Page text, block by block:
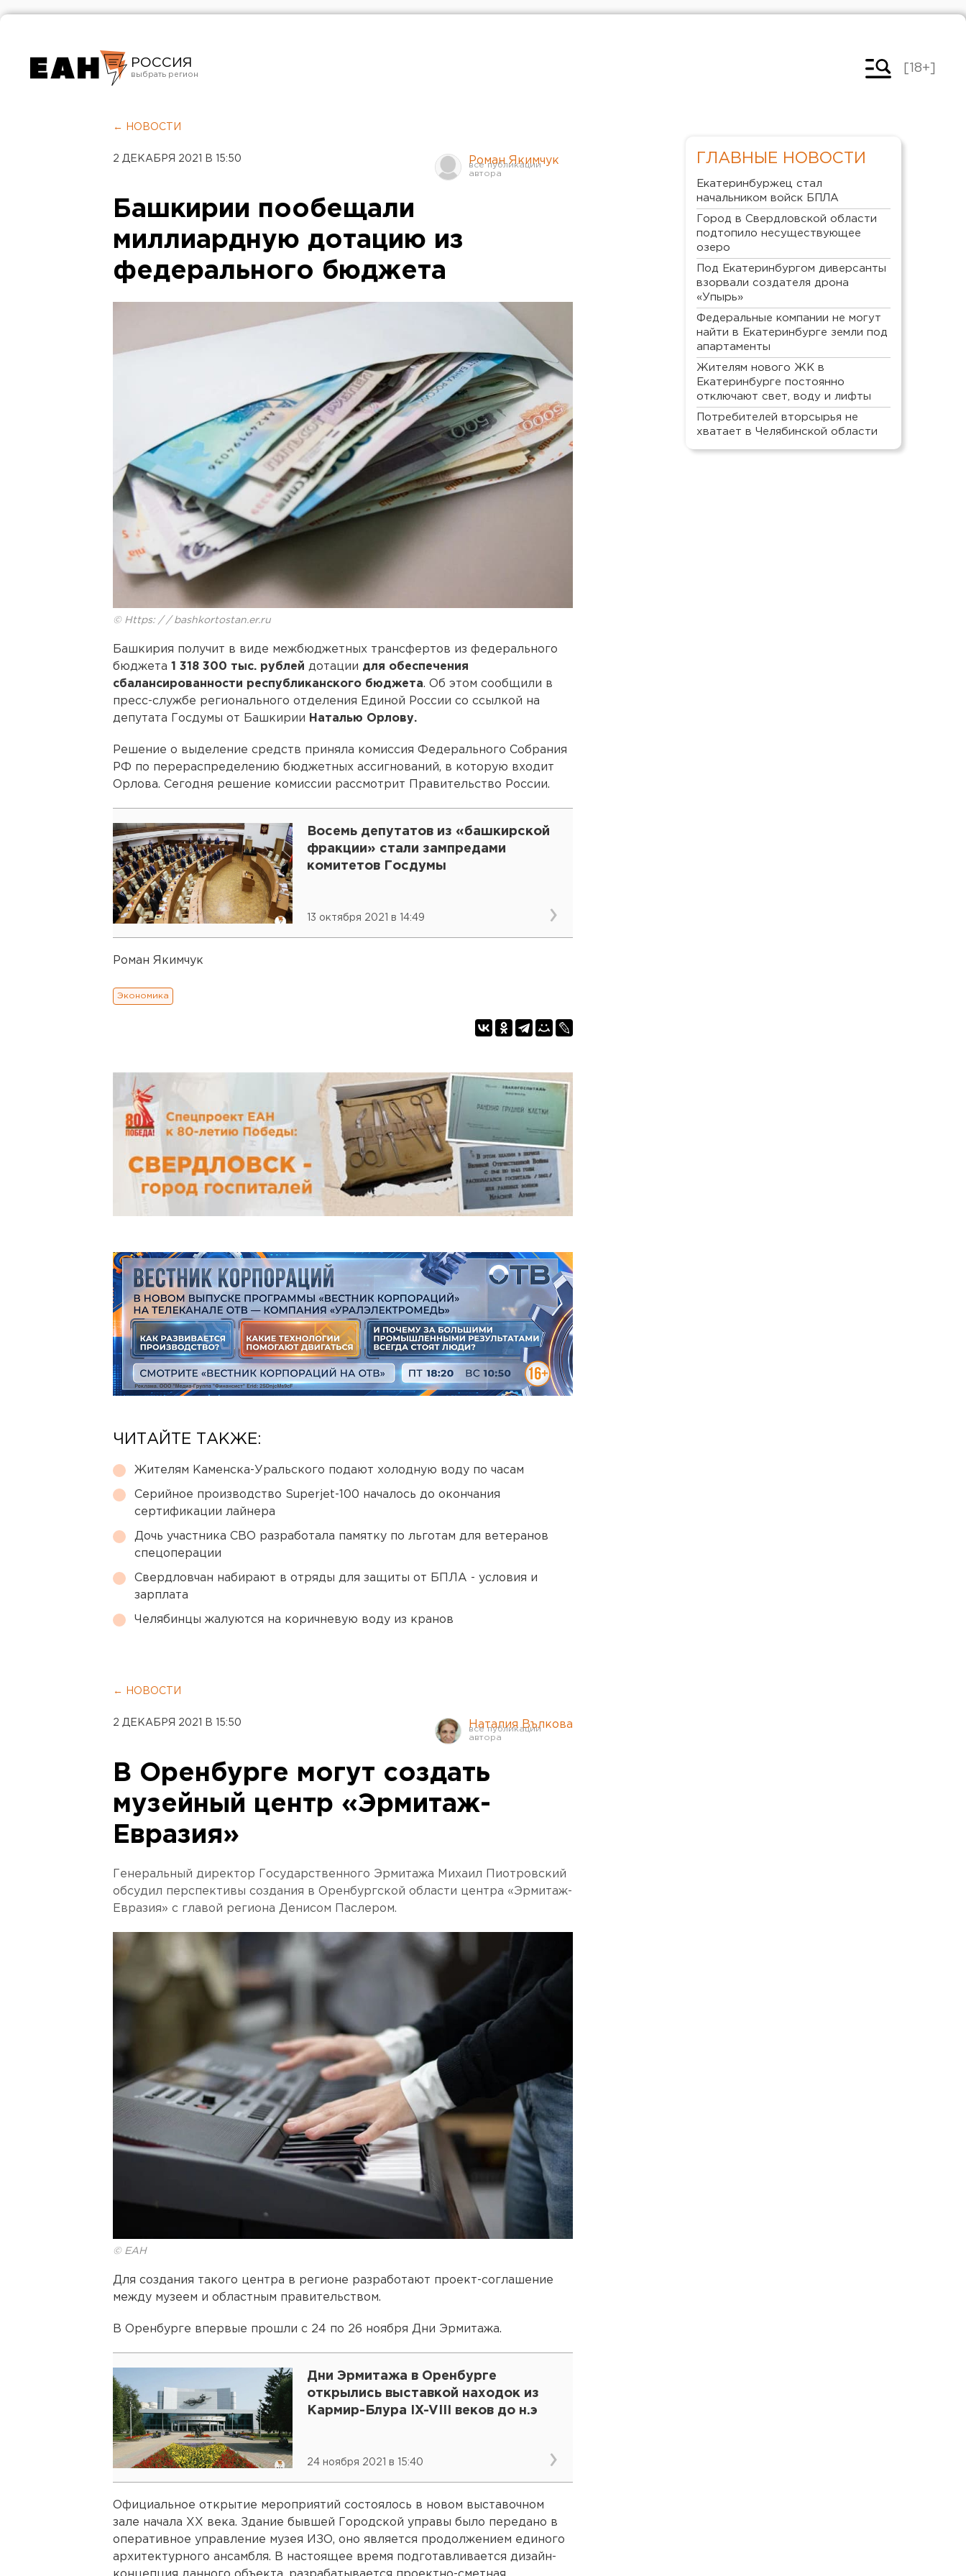
РОССИЯ
Челябинск
[18+]
← НОВОСТИ
2 ДЕКАБРЯ 2021 В 15:50 Роман Якимчук
Башкирии пообещали
миллиардную дотацию из
федерального бюджета
© Https: / / bashkortostan.er.ru
Башкирия получит в виде межбюджетных трансфертов из федерального
бюджета 1 318 300 тыс. рублей дотации для обеспечения
сбалансированности республиканского бюджета. Об этом сообщили в
пресс-службе регионального отделения Единой России со ссылкой на
депутата Госдумы от Башкирии Наталью Орлову.
Решение о выделение средств приняла комиссия Федерального Собрания
РФ по перераспределению бюджетных ассигнований, в которую входит
Орлова. Сегодня решение комиссии рассмотрит Правительство России.
Восемь депутатов из «башкирской
фракции» стали зампредами
комитетов Госдумы
13 октября 2021 в 14:49
Роман Якимчук
Экономика
ЧИТАЙТЕ ТАКЖЕ:
Жителям Каменска-Уральского подают холодную воду по часам
Серийное производство Superjet-100 началось до окончания
сертификации лайнера
Дочь участника СВО разработала памятку по льготам для ветеранов
спецоперации
Свердловчан набирают в отряды для защиты от БПЛА - условия и
зарплата
Челябинцы жалуются на коричневую воду из кранов
← НОВОСТИ
2 ДЕКАБРЯ 2021 В 15:50 Наталия Вълкова
В Оренбурге могут создать
музейный центр «Эрмитаж-
Евразия»
Генеральный директор Государственного Эрмитажа Михаил Пиотровский
обсудил перспективы создания в Оренбургской области центра «Эрмитаж-
Евразия» с главой региона Денисом Паслером.
© ЕАН
Для создания такого центра в регионе разработают проект-соглашение
между музеем и областным правительством.
В Оренбурге впервые прошли с 24 по 26 ноября Дни Эрмитажа.
Дни Эрмитажа в Оренбурге
открылись выставкой находок из
Кармир-Блура IX-VIII веков до н.э
24 ноября 2021 в 15:40
Официальное открытие мероприятий состоялось в новом выставочном
зале начала XX века. Здание бывшей Городской управы было передано в
оперативное управление музея ИЗО, оно является продолжением единого
архитектурного ансамбля. В настоящее время подготавливается дизайн-
ГЛАВНЫЕ НОВОСТИ
Екатеринбуржец стал
начальником войск БПЛА
Город в Свердловской области
подтопило несуществующее
озеро
Под Екатеринбургом диверсанты
взорвали создателя дрона
«Упырь»
Федеральные компании не могут
найти в Екатеринбурге земли под
апартаменты
Жителям нового ЖК в
Екатеринбурге постоянно
отключают свет, воду и лифты
Потребителей вторсырья не
хватает в Челябинской области